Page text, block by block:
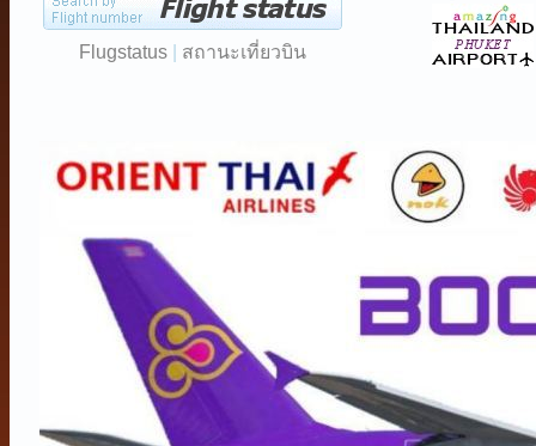
Flugstatus| สถานะเที่ยวบิน